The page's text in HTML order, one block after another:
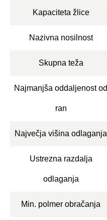
Kapaciteta žlice
Nazivna nosilnost
Skupna teža
Najmanjša oddaljenost od
ran
Največja višina odlaganja
Ustrezna razdalja
odlaganja
Min. polmer obračanja